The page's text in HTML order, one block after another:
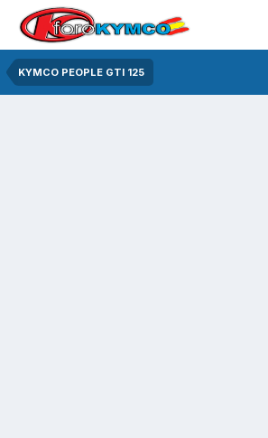
KYMCO PEOPLE GTI 125